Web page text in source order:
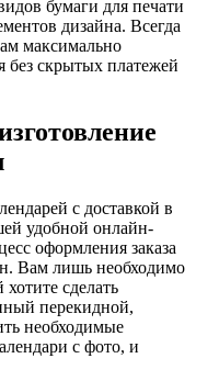
бумаги для печати
дизайна. Всегда
максимально
без скрытых платежей
с доставкой в
удобной онлайн-
оформления заказа
Вам лишь необходимо
сделать
перекидной,
необходимые
с фото, и